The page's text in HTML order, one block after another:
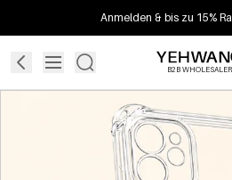
Anmelden & bis zu 15%
B2B WHOLESALER